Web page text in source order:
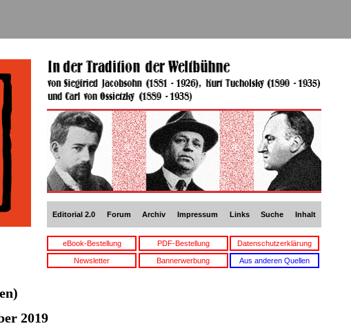
Editorial 2.0 Forum Archiv Impressum Links Suche Inhalt
eBook-Bestellung PDF-Bestellung Datenschutzerklärung
Newsletter Bannerwerbung Aus anderen Quellen
2019